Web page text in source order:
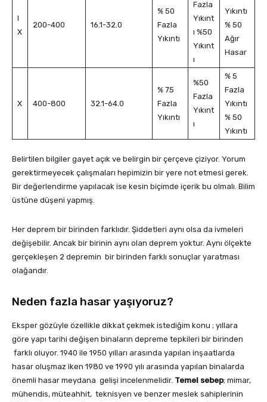
I
X
200-400 16.1-32.0
% 50
Fazla
Yıkıntı
Fazla
Yıkınt
ı %50
Yıkınt
ı
Yıkıntı
% 50
Ağır
Hasar
X 400-800 32.1-64.0
% 75
Fazla
Yıkıntı
%50
Fazla
Yıkınt
ı
% 5
Fazla
Yıkıntı
% 50
Yıkıntı
Belirtilen bilgiler gayet açık ve belirgin bir çerçeve çiziyor. Yorum
gerektirmeyecek çalışmaları hepimizin bir yere not etmesi gerek.
Bir değerlendirme yapılacak ise kesin biçimde içerik bu olmalı. Bilim
üstüne düşeni yapmış.
Her deprem bir birinden farklıdır. Şiddetleri aynı olsa da ivmeleri
değişebilir. Ancak bir birinin aynı olan deprem yoktur. Aynı ölçekte
gerçekleşen 2 depremin bir birinden farklı sonuçlar yaratması
olağandır.
Neden fazla hasar yaşıyoruz?
Eksper gözüyle özellikle dikkat çekmek istediğim konu ; yıllara
göre yapı tarihi değişen binaların depreme tepkileri bir birinden
farklı oluyor. 1940 ile 1950 yılları arasında yapılan inşaatlarda
hasar oluşmaz iken 1980 ve 1990 yılı arasında yapılan binalarda
önemli hasar meydana gelişi incelenmelidir. Temel sebep; mimar,
mühendis, müteahhit, teknisyen ve benzer meslek sahiplerinin